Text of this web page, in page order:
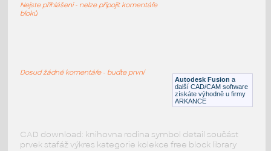
DWG Konstrukční detaily
výkresu
Autodesk Fusion a
další CAD/CAM software
získáte výhodně u firmy
ARKANCE
Nejste přihlášeni - nelze připojit komentáře
bloků
Dosud žádné komentáře - buďte první
CAD download: knihovna rodina symbol detail součást
prvek stafáž výkres kategorie kolekce free block library